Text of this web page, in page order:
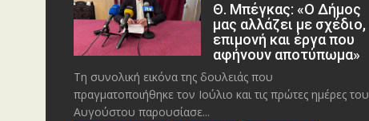
Θ. Μπέγκας: «Ο Δήμος
μας αλλάζει με σχέδιο,
επιμονή και έργα που
αφήνουν αποτύπωμα»
Τη συνολική εικόνα της δουλειάς που
πραγματοποιήθηκε τον Ιούλιο και τις πρώτες ημέρες του
Αυγούστου παρουσίασε...